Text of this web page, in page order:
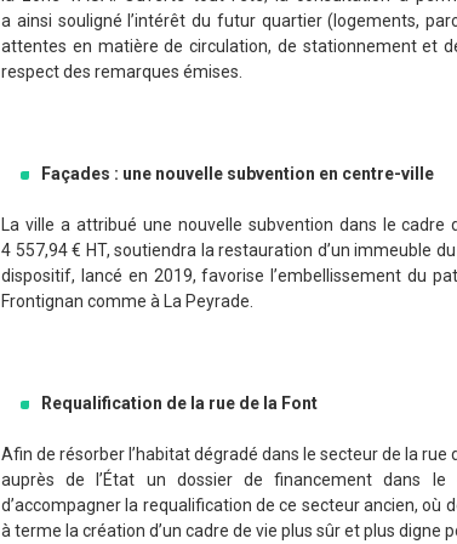
a ainsi souligné l’intérêt du futur quartier (logements,
attentes en matière de circulation, de stationnement et
respect des remarques émises.
Façades : une nouvelle subvention en centre-ville
La ville a attribué une nouvelle subvention dans le cadre
4 557,94 € HT, soutiendra la restauration d’un immeuble
dispositif, lancé en 2019, favorise l’embellissement du
Frontignan comme à La Peyrade.
Requalification de la rue de la Font
Afin de résorber l’habitat dégradé dans le secteur de la
auprès de l’État un dossier de financement dans le
d’accompagner la requalification de ce secteur ancien,
à terme la création d’un cadre de vie plus sûr et plus digne